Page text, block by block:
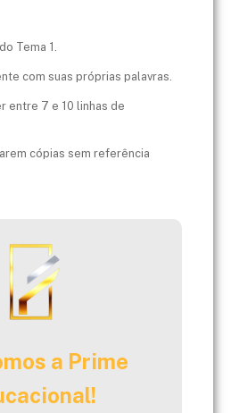
Tema 1.
com suas próprias palavras.
entre 7 e 10 linhas de
cópias sem referência
a Prime